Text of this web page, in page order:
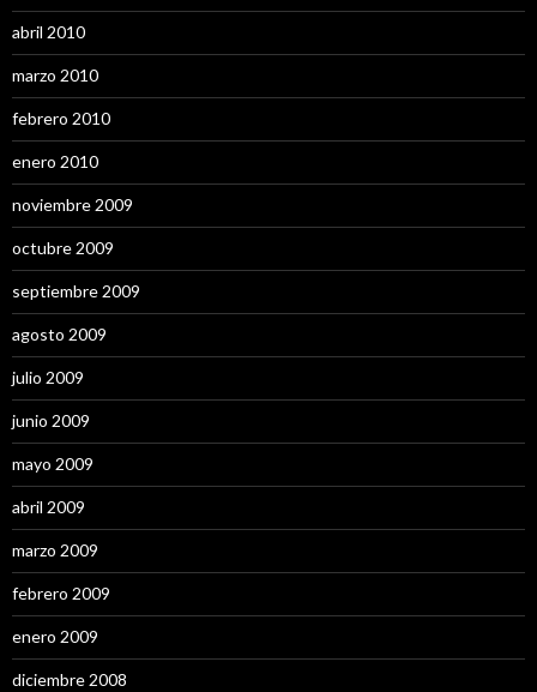
abril 2010
marzo 2010
febrero 2010
enero 2010
noviembre 2009
octubre 2009
septiembre 2009
agosto 2009
julio 2009
junio 2009
mayo 2009
abril 2009
marzo 2009
febrero 2009
enero 2009
diciembre 2008